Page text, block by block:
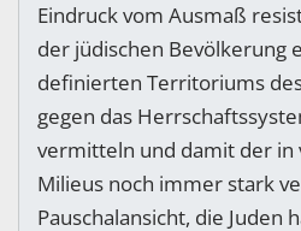
Eindruck vom Ausmaß
der jüdischen Bevölkerung
definierten Territoriums
gegen das
vermitteln und damit der in
Milieus noch immer stark
Pauschalansicht, die Juden